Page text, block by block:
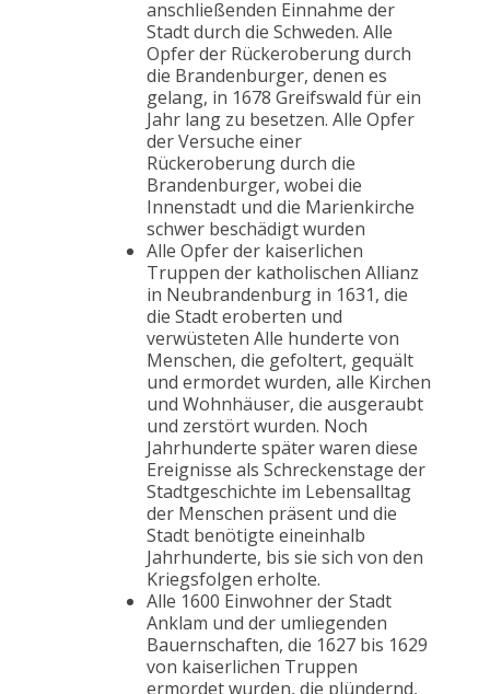
anschließenden Einnahme der
Stadt durch die Schweden. Alle
Opfer der Rückeroberung durch
die Brandenburger, denen es
gelang, in 1678 Greifswald für ein
Jahr lang zu besetzen. Alle Opfer
der Versuche einer
Rückeroberung durch die
Brandenburger, wobei die
Innenstadt und die Marienkirche
schwer beschädigt wurden
Alle Opfer der kaiserlichen
Truppen der katholischen Allianz
in Neubrandenburg in 1631, die
die Stadt eroberten und
verwüsteten Alle hunderte von
Menschen, die gefoltert, gequält
und ermordet wurden, alle Kirchen
und Wohnhäuser, die ausgeraubt
und zerstört wurden. Noch
Jahrhunderte später waren diese
Ereignisse als Schreckenstage der
Stadtgeschichte im Lebensalltag
der Menschen präsent und die
Stadt benötigte eineinhalb
Jahrhunderte, bis sie sich von den
Kriegsfolgen erholte.
Alle 1600 Einwohner der Stadt
Anklam und der umliegenden
Bauernschaften, die 1627 bis 1629
von kaiserlichen Truppen
ermordet wurden, die plündernd,